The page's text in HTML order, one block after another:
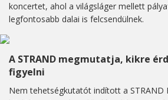
koncertet, ahol a világsláger mellett
legfontosabb dalai is felcsendülnek.
A STRAND megmutatja, kikre
figyelni
Nem tehetségkutatót indított a STRAND